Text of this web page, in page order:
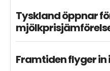
Tyskland öppnar
Framtiden flyger